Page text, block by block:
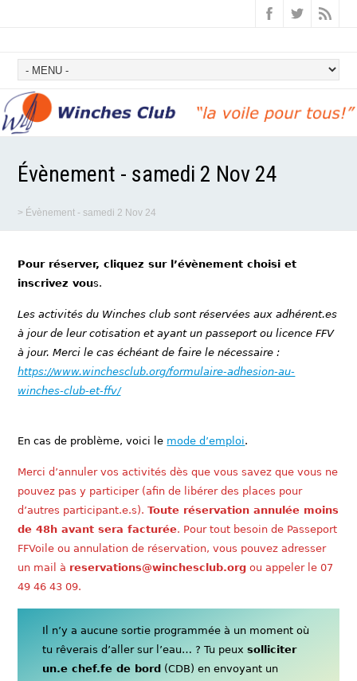
Évènement - samedi 2 Nov 24
> Évènement - samedi 2 Nov 24
Pour réserver, cliquez sur l’évènement choisi et
inscrivez vous.
Les activités du Winches club sont réservées aux adhérent.es
à jour de leur cotisation et ayant un passeport ou licence FFV
à jour. Merci le cas échéant de faire le nécessaire :
https://www.winchesclub.org/formulaire-adhesion-au-
winches-club-et-ffv/
En cas de problème, voici le mode d’emploi.
Merci d’annuler vos activités dès que vous savez que vous ne
pouvez pas y participer (afin de libérer des places pour
d’autres participant.e.s).Toute réservation annulée moins
de 48h avant sera facturée. Pour tout besoin de Passeport
FFVoile ou annulation de réservation, vous pouvez adresser
un mail à reservations@winchesclub.org ou appeler le 07
49 46 43 09.
Il n’y a aucune sortie programmée à un moment où
tu rêverais d’aller sur l’eau… ? Tu peuxsolliciter
un.e chef.fe de bord (CDB) en envoyant un